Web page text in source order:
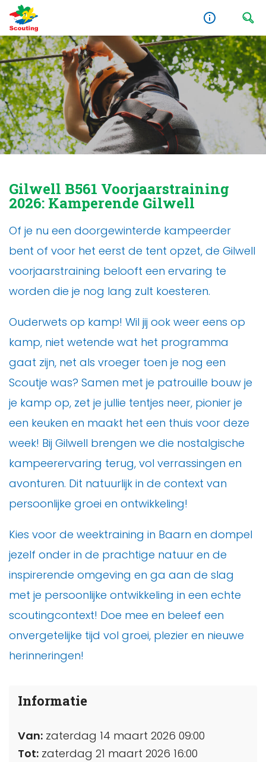
Gilwell B561 Voorjaarstraining
2026: Kamperende Gilwell
Of je nu een doorgewinterde kampeerder
bent of voor het eerst de tent opzet, de Gilwell
voorjaarstraining belooft een ervaring te
worden die je nog lang zult koesteren.
Ouderwets op kamp! Wil jij ook weer eens op
kamp, niet wetende wat het programma
gaat zijn, net als vroeger toen je nog een
Scoutje was? Samen met je patrouille bouw je
je kamp op, zet je jullie tentjes neer, pionier je
een keuken en maakt het een thuis voor deze
week! Bij Gilwell brengen we die nostalgische
kampeerervaring terug, vol verrassingen en
avonturen. Dit natuurlijk in de context van
persoonlijke groei en ontwikkeling!
Kies voor de weektraining in Baarn en dompel
jezelf onder in de prachtige natuur en de
inspirerende omgeving en ga aan de slag
met je persoonlijke ontwikkeling in een echte
scoutingcontext! Doe mee en beleef een
onvergetelijke tijd vol groei, plezier en nieuwe
herinneringen!
Informatie
Van: zaterdag 14 maart 2026 09:00
Tot: zaterdag 21 maart 2026 16:00